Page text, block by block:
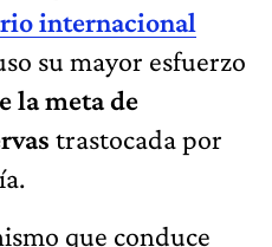
internacional
su mayor esfuerzo
la meta de
trastocada por
que conduce